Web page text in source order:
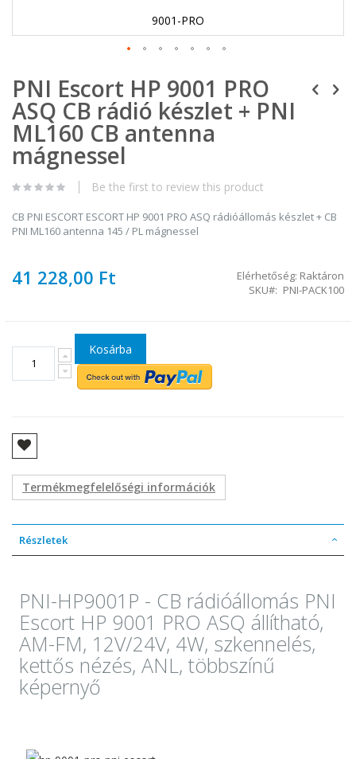
9001-PRO
a
képgaléria
elejére
PNI Escort HP 9001 PRO
ASQ CB rádió készlet + PNI
ML160 CB antenna
mágnessel
Be the first to review this product
CB PNI ESCORT ESCORT HP 9001 PRO ASQ rádióállomás készlet + CB
PNI ML160 antenna 145 / PL mágnessel
41 228,00 Ft Elérhetőség: Raktáron
SKU
PNI-PACK100
Kosárba
Termékmegfelelőségi információk
Részletek
PNI-HP9001P - CB rádióállomás PNI
Escort HP 9001 PRO ASQ állítható,
AM-FM, 12V/24V, 4W, szkennelés,
kettős nézés, ANL, többszínű
képernyő